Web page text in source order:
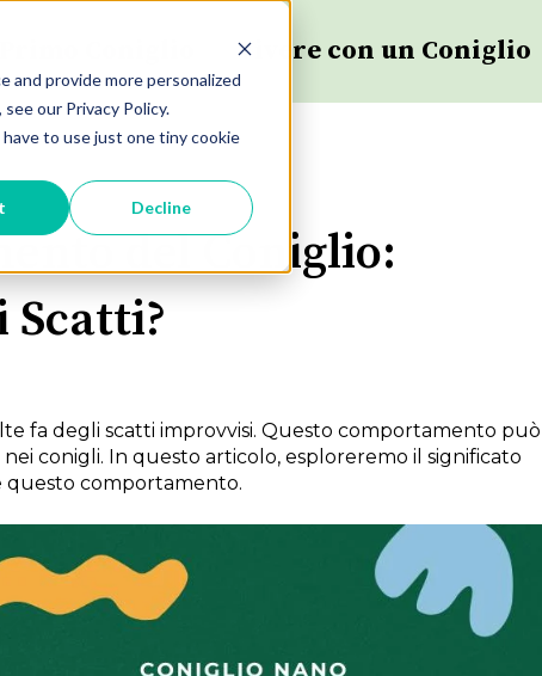
and provide more personalized
our Privacy Policy.
to use just one tiny cookie
Decline
Vivere con un Coniglio
del Coniglio:
Scatti?
fa degli scatti improvvisi. Questo comportamento può
conigli. In questo articolo, esploreremo il significato
questo comportamento.